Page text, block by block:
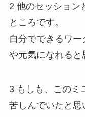
2 他のセッション
ところです。
自分でできるワ
や元気になれると
3 もしも、このミ
苦しんでいたと思